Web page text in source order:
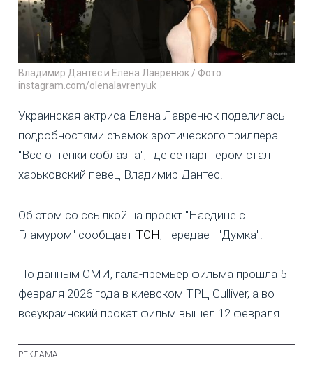
Владимир Дантес и Елена Лавренюк / Фото:
instagram.com/olenalavrenyuk
Украинская актриса Елена Лавренюк поделилась
подробностями съемок эротического триллера
"Все оттенки соблазна", где ее партнером стал
харьковский певец Владимир Дантес.
Об этом со ссылкой на проект "Наедине с
Гламуром" сообщает ТСН, передает "Думка".
По данным СМИ, гала-премьер фильма прошла 5
февраля 2026 года в киевском ТРЦ Gulliver, а во
всеукраинский прокат фильм вышел 12 февраля.